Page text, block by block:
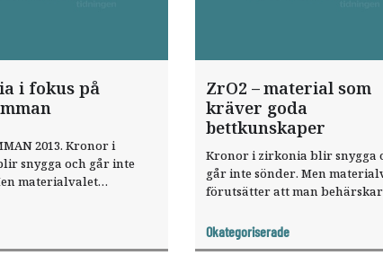
i fokus på
2013. Kronor i
snygga och går inte
materialvalet
ZrO2 – material som
kräver goda
bettkunskaper
Kronor i zirkonia blir snygga
går inte sönder. Men
förutsätter att man behärskar
varnar Michael Karlsten,
tandläkare inriktad på
Okategoriserade